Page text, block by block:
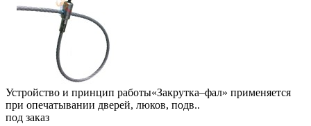
Устройство и принцип работы«Закрутка–фал» применяется
при опечатывании дверей, люков, подв..
под заказ